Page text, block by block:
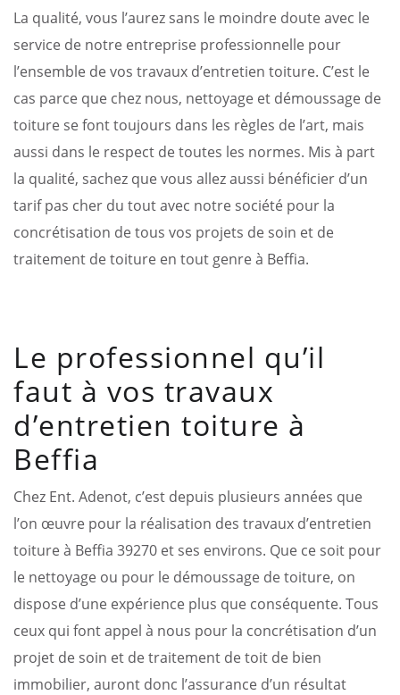
La qualité, vous l’aurez sans le moindre doute avec le
service de notre entreprise professionnelle pour
l’ensemble de vos travaux d’entretien toiture. C’est le
cas parce que chez nous, nettoyage et démoussage de
toiture se font toujours dans les règles de l’art, mais
aussi dans le respect de toutes les normes. Mis à part
la qualité, sachez que vous allez aussi bénéficier d’un
tarif pas cher du tout avec notre société pour la
concrétisation de tous vos projets de soin et de
traitement de toiture en tout genre à Beffia.
Le professionnel qu’il
faut à vos travaux
d’entretien toiture à
Beffia
Chez Ent. Adenot, c’est depuis plusieurs années que
l’on œuvre pour la réalisation des travaux d’entretien
toiture à Beffia 39270 et ses environs. Que ce soit pour
le nettoyage ou pour le démoussage de toiture, on
dispose d’une expérience plus que conséquente. Tous
ceux qui font appel à nous pour la concrétisation d’un
projet de soin et de traitement de toit de bien
immobilier, auront donc l’assurance d’un résultat